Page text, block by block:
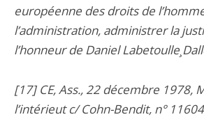
européenne des droits de
l’administration, administrer la
l’honneur de Daniel
[17] CE, Ass., 22 décembre 1978,
l’intérieut c/ Cohn-Bendit, n°